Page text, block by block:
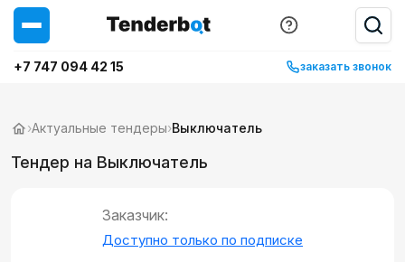
+7 747 094 42 15 заказать звонок
›Актуальные тендеры›Выключатель
Тендер на Выключатель
Заказчик:
Доступно только по подписке